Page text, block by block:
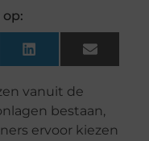
LinkedIn Email
vanuit de
bestaan,
ervoor kiezen